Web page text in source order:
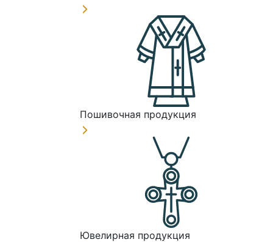
Пошивочная продукция
Ювелирная продукция